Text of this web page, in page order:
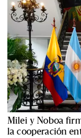
Milei y Noboa
la cooperación